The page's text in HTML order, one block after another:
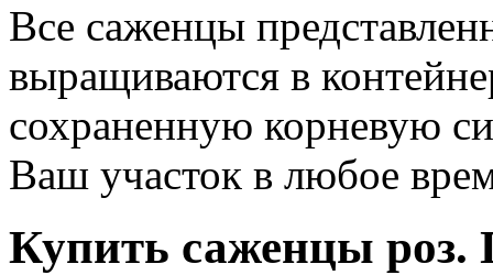
Все саженцы
выращиваются в
сохраненную корневую
Ваш участок в любое
Купить саженцы роз.